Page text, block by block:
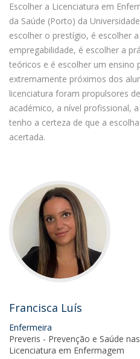
Escolher a Licenciatura em
da Saúde (Porto) da
escolher o prestígio, é escolher
empregabilidade, é escolher a
teóricos e é escolher um ensino
extremamente próximos dos
licenciatura foram propulsores
académico, a nível profissional,
tenho a certeza de que a
acertada.
Francisca Luís
Enfermeira
Preveris - Prevenção e Saúde
Licenciatura em Enfermagem